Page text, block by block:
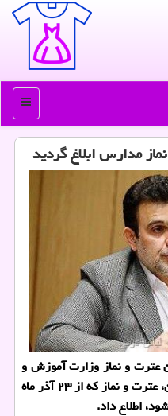
منو
مدارس ابلاغ گردید
عترت و نماز وزارت آموزش و
پرورش از ابلاغ روز شمار هفته قرآن، عترت و نماز كه از ۲۳ آذر ماه
اطلاع داد.